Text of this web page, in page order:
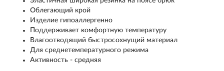
Облегающий крой
Изделие гипоаллергенно
Поддерживает комфортную температуру
Влагоотводящий быстросохнущий материал
Для среднетемпературного режима
Активность - средняя